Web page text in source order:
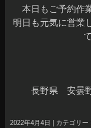
本日もご予約作
明日も元気に営業
長野県 安曇
2022年4月4日 カテゴリー